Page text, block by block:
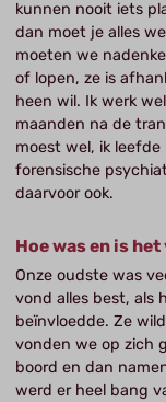
kunnen nooit iets
dan moet je alles
moeten we
of lopen, ze is
heen wil. Ik werk
maanden na de
moest wel, ik
forensische
daarvoor ook.
Hoe was en is
Onze oudste was
vond alles best, als
beïnvloedde. Ze
vonden we op zich
boord en dan
werd er heel bang